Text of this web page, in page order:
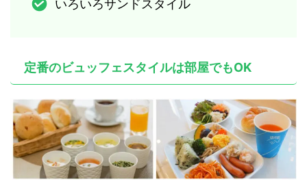
いろいろサンドスタイル
定番のビュッフェスタイルは部屋でもOK